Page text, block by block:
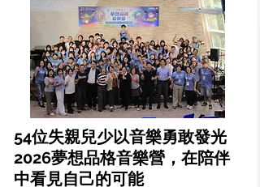
54位失親兒少以音樂勇敢發光
2026夢想品格音樂營，在陪伴
中看見自己的可能